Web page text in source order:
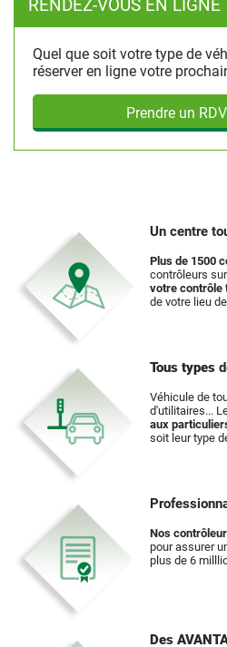
RENDEZ-VOUS EN LIGNE
Quel que soit votre type de
réserver en ligne votre
Prendre un
Un centre
Plus de 1500
contrôleurs
votre contrôle
de votre lieu
Tous types
Véhicule de
d'utilitaires...
aux
soit leur type
Nos
pour assurer
plus de 6
Des